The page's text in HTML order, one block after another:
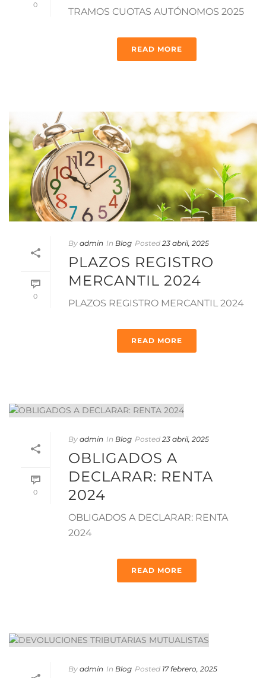
0
TRAMOS CUOTAS AUTÓNOMOS 2025
READ MORE
0
By admin In Blog Posted 23 abril, 2025
PLAZOS REGISTRO
MERCANTIL 2024
PLAZOS REGISTRO MERCANTIL 2024
READ MORE
0
By admin In Blog Posted 23 abril, 2025
OBLIGADOS A
DECLARAR: RENTA
2024
OBLIGADOS A DECLARAR: RENTA
2024
READ MORE
By admin In Blog Posted 17 febrero, 2025